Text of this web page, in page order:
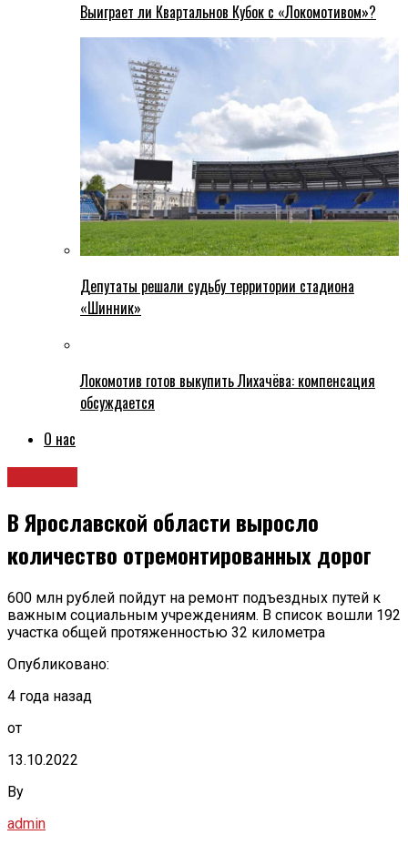
Выиграет ли Квартальнов Кубок с «Локомотивом»?
Депутаты решали судьбу территории стадиона
«Шинник»
Локомотив готов выкупить Лихачёва: компенсация
обсуждается
О нас
В Ярославской области выросло
количество отремонтированных дорог
600 млн рублей пойдут на ремонт подъездных путей к
важным социальным учреждениям. В список вошли 192
участка общей протяженностью 32 километра
Опубликовано:
4 года назад
от
13.10.2022
By
admin